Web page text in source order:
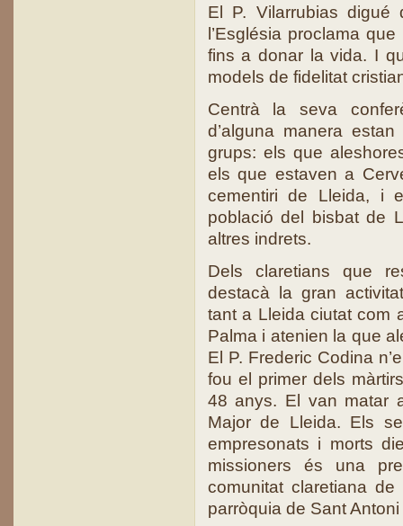
El P. Vilarrubias digué
l’Església proclama
fins a donar la vida. I
models de fidelitat
Centrà la seva
d’alguna manera
grups: els que
els que estaven a
cementiri de Lleida, i
població del bisbat de
altres indrets.
Dels claretians que
destacà la gran
tant a Lleida ciutat com
Palma i atenien la que
El P. Frederic Codina
fou el primer dels
48 anys. El van matar
Major de Lleida. Els
empresonats i morts
missioners és una
comunitat claretiana
parròquia de Sant